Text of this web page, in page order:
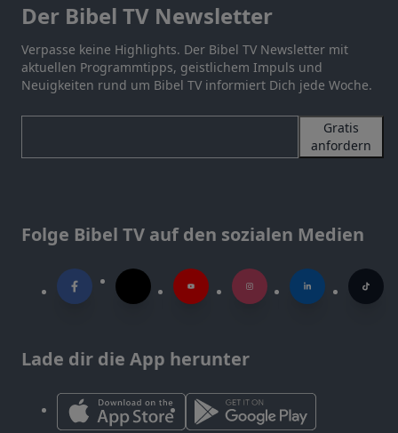
Der Bibel TV Newsletter
Verpasse keine Highlights. Der Bibel TV Newsletter mit
aktuellen Programmtipps, geistlichem Impuls und
Neuigkeiten rund um Bibel TV informiert Dich jede Woche.
Gratis
anfordern
Folge Bibel TV auf den sozialen Medien
Lade dir die App herunter